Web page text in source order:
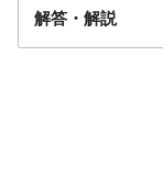
解答・解説